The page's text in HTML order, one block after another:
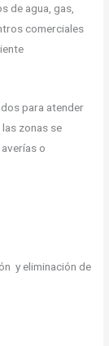
de agua, gas,
comerciales
para atender
las zonas se
o
y eliminación de